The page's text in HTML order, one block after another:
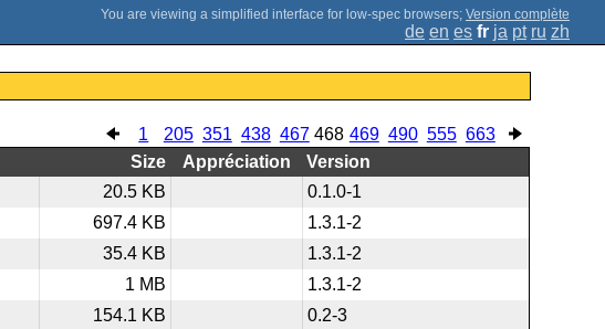
; Version complète
de en es fr ja pt ru zh
1 205 351 438 467 468 469 490 555 663
Size Appréciation
Version
20.5 KB
0.1.0-1
697.4 KB
1.3.1-2
35.4 KB
1.3.1-2
1 MB
1.3.1-2
154.1 KB
0.2-3